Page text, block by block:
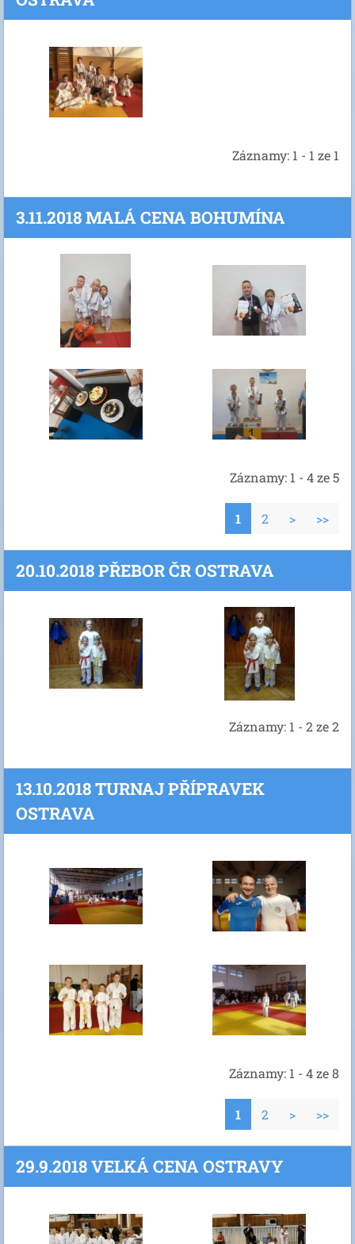
Záznamy: 1 - 1 ze 1
3.11.2018 MALÁ CENA BOHUMÍNA
Záznamy: 1 - 4 ze 5
1 2 > >>
20.10.2018 PŘEBOR ČR OSTRAVA
Záznamy: 1 - 2 ze 2
13.10.2018 TURNAJ PŘÍPRAVEK
OSTRAVA
Záznamy: 1 - 4 ze 8
1 2 > >>
29.9.2018 VELKÁ CENA OSTRAVY